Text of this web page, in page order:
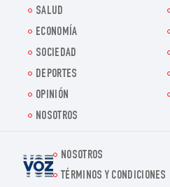
SALUD
ECONOMÍA
SOCIEDAD
DEPORTES
OPINIÓN
NOSOTROS
Voz.us
NOSOTROS
TÉRMINOS Y CONDICIONES